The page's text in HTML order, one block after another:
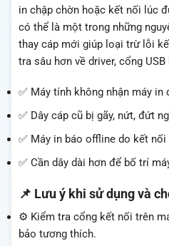
in chập chờn hoặc kết nối lúc
có thể là một trong những
thay cáp mới giúp loại trừ lỗi
tra sâu hơn về driver, cổng
✅ Máy tính không nhận máy in
✅ Dây cáp cũ bị gãy, nứt, đứt
✅ Máy in báo offline do kết
✅ Cần dây dài hơn để bố trí
📌 Lưu ý khi sử dụng và
⚙️ Kiểm tra cổng kết nối trên
bảo tương thích.